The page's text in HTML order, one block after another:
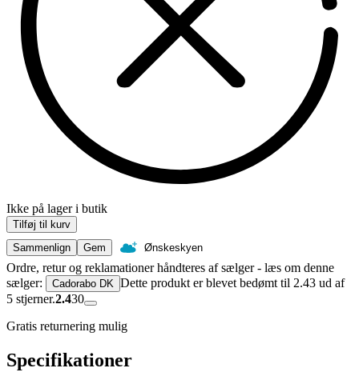
Ikke på lager i butik
Tilføj til kurv
Sammenlign
Gem Ønskeskyen
Ordre, retur og reklamationer håndteres af sælger - læs om denne
sælger:
Cadorabo DK Dette produkt er blevet bedømt til 2.43 ud af
5 stjerner.2.430
Gratis returnering mulig
Specifikationer